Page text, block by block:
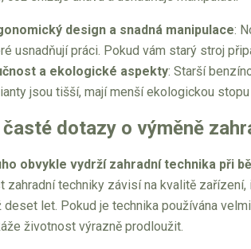
design a snadná manipulace:
usnadňují práci. Pokud vám starý stroj
a ekologické aspekty: Starší
jsou tišší, mají menší ekologickou
časté dotazy o výměně
obvykle vydrží zahradní technika při
zahradní techniky závisí na kvalitě
deset let. Pokud je technika používána
životnost výrazně prodloužit.